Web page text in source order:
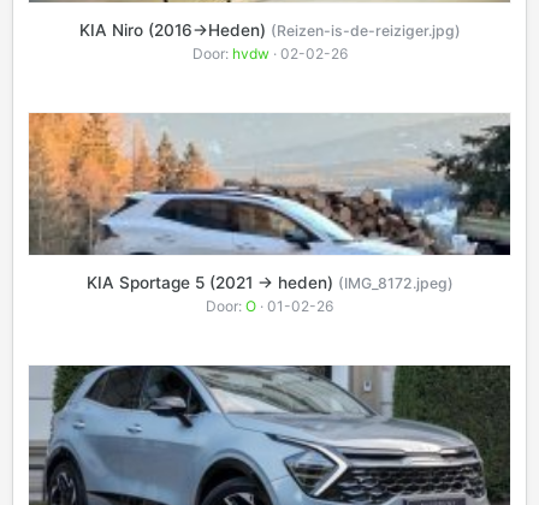
KIA Niro (2016->Heden) (Reizen-is-de-reiziger.jpg)
Door: hvdw· 02-02-26
KIA Sportage 5 (2021 -> heden) (IMG_8172.jpeg)
Door: O · 01-02-26